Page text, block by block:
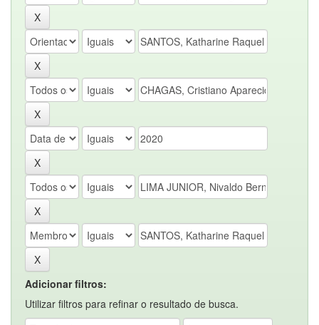
Adicionar filtros:
Utilizar filtros para refinar o resultado de busca.